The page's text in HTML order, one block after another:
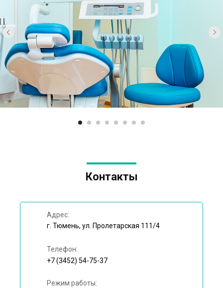
г. Тюмень, ул. Пролетарская 111/4
+7 (3452) 54-75-37
Телефон:
Режим работы:
Адрес:
Контакты